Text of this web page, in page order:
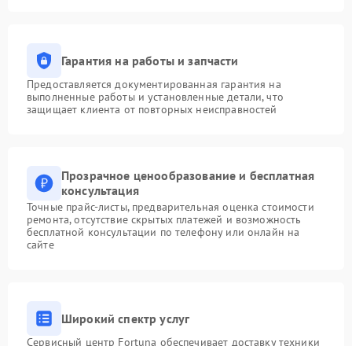
Гарантия на работы и запчасти
Предоставляется документированная гарантия на
выполненные работы и установленные детали, что
защищает клиента от повторных неисправностей
Прозрачное ценообразование и бесплатная
консультация
Точные прайс-листы, предварительная оценка стоимости
ремонта, отсутствие скрытых платежей и возможность
бесплатной консультации по телефону или онлайн на
сайте
Широкий спектр услуг
Сервисный центр Fortuna обеспечивает доставку техники